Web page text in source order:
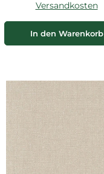
Versandkosten
In den Warenkorb